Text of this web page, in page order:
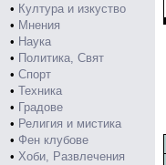
• Култура и изкуство
• Мнения
• Наука
• Политика, Свят
• Спорт
• Техника
• Градове
• Религия и мистика
• Фен клубове
• Хоби, Развлечения